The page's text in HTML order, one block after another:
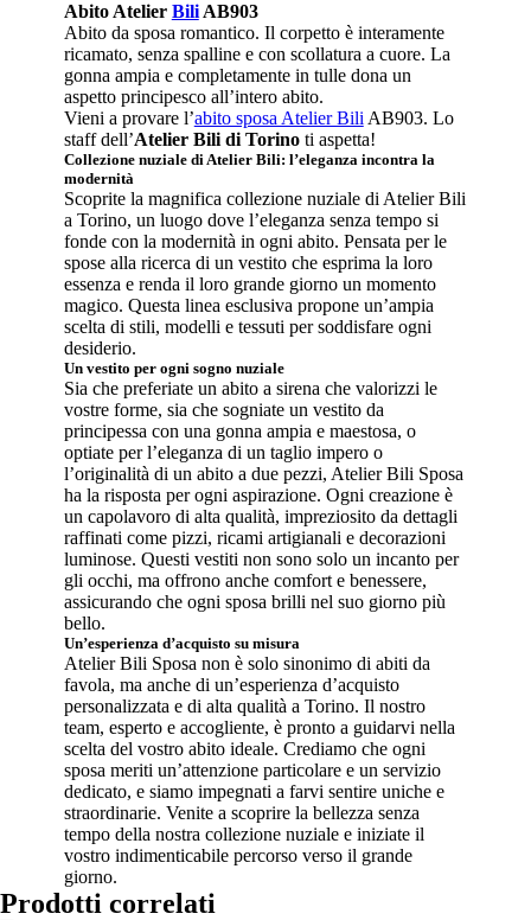
Abito Atelier BiliAB903
Abito da sposa romantico. Il corpetto è interamente
ricamato, senza spalline e con scollatura a cuore. La
gonna ampia e completamente in tulle dona un
aspetto principesco all’intero abito.
Vieni a provare l’abito sposa Atelier Bili AB903. Lo
staff dell’Atelier Bili di Torinoti aspetta!
Collezione nuziale di Atelier Bili: l’eleganza incontra la
modernità
Scoprite la magnifica collezione nuziale di Atelier Bili
a Torino, un luogo dove l’eleganza senza tempo si
fonde con la modernità in ogni abito. Pensata per le
spose alla ricerca di un vestito che esprima la loro
essenza e renda il loro grande giorno un momento
magico. Questa linea esclusiva propone un’ampia
scelta di stili, modelli e tessuti per soddisfare ogni
desiderio.
Un vestito per ogni sogno nuziale
Sia che preferiate un abito a sirena che valorizzi le
vostre forme, sia che sogniate un vestito da
principessa con una gonna ampia e maestosa, o
optiate per l’eleganza di un taglio impero o
l’originalità di un abito a due pezzi, Atelier Bili Sposa
ha la risposta per ogni aspirazione. Ogni creazione è
un capolavoro di alta qualità, impreziosito da dettagli
raffinati come pizzi, ricami artigianali e decorazioni
luminose. Questi vestiti non sono solo un incanto per
gli occhi, ma offrono anche comfort e benessere,
assicurando che ogni sposa brilli nel suo giorno più
bello.
Un’esperienza d’acquisto su misura
Atelier Bili Sposa non è solo sinonimo di abiti da
favola, ma anche di un’esperienza d’acquisto
personalizzata e di alta qualità a Torino. Il nostro
team, esperto e accogliente, è pronto a guidarvi nella
scelta del vostro abito ideale. Crediamo che ogni
sposa meriti un’attenzione particolare e un servizio
dedicato, e siamo impegnati a farvi sentire uniche e
straordinarie. Venite a scoprire la bellezza senza
tempo della nostra collezione nuziale e iniziate il
vostro indimenticabile percorso verso il grande
giorno.
Prodotti correlati